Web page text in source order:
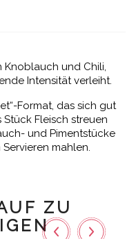
Knoblauch und Chili,
Intensität verleiht.
Format, das sich gut
Fleisch streuen
und Pimentstücke
mahlen.
ZU